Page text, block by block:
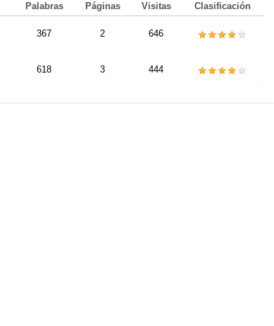
Palabras Páginas Visitas Clasificación
367 2 646
618 3 444